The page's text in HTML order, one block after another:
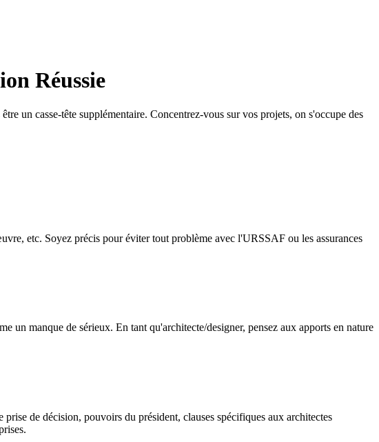
Réussie
un casse-tête supplémentaire. Concentrez-vous sur vos projets, on s'occupe des
etc. Soyez précis pour éviter tout problème avec l'URSSAF ou les assurances
un manque de sérieux. En tant qu'architecte/designer, pensez aux apports en nature
de décision, pouvoirs du président, clauses spécifiques aux architectes